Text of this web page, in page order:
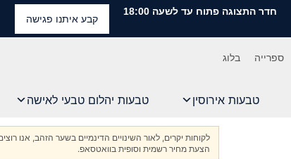
חדר התצוגה פתוח עד לשעה 18:00
קבע איתנו פגישה
ספרייה בלוג
טבעות אירוסין טבעות יהלום טבעי לאישה
לקוחות יקרים, לאור השינויים הדינמיים בשער הזהב,
הצעת מחיר רשמית וסופית בוואטסאפ.